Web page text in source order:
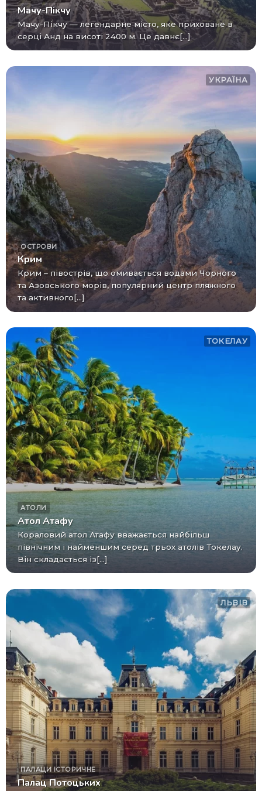
Мачу-Пікчу
Мачу-Пікчу — легендарне місто, яке приховане в
серці Анд на висоті 2400 м. Це давнє[...]
УКРАЇНА
ОСТРОВИ
Крим
Крим – півострів, що омивається водами Чорного
та Азовського морів, популярний центр пляжного
та активного[...]
ТОКЕЛАУ
АТОЛИ
Атол Атафу
Кораловий атол Атафу вважається найбільш
північним і найменшим серед трьох атолів Токелау.
Він складається із[...]
ЛЬВІВ
ПАЛАЦИ ІСТОРИЧНЕ
Палац Потоцьких